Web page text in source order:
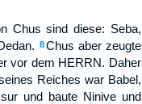
Chus sind diese: Seba,
8Chus aber zeugte
vor dem HERRN. Daher
Reiches war Babel,
und baute Ninive und